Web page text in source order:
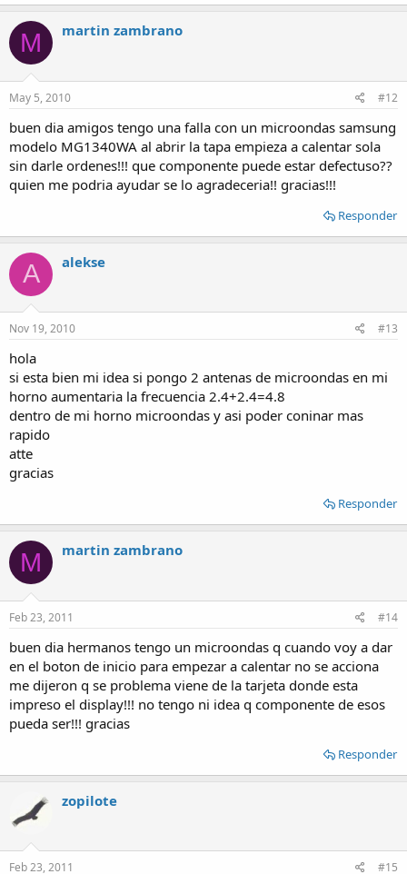
M martin zambrano
May 5, 2010 #12
buen dia amigos tengo una falla con un microondas samsung
modelo MG1340WA al abrir la tapa empieza a calentar sola
sin darle ordenes!!! que componente puede estar defectuso??
quien me podria ayudar se lo agradeceria!! gracias!!!
Responder
A alekse
Nov 19, 2010 #13
hola
si esta bien mi idea si pongo 2 antenas de microondas en mi
horno aumentaria la frecuencia 2.4+2.4=4.8
dentro de mi horno microondas y asi poder coninar mas
rapido
atte
gracias
Responder
M martin zambrano
Feb 23, 2011 #14
buen dia hermanos tengo un microondas q cuando voy a dar
en el boton de inicio para empezar a calentar no se acciona
me dijeron q se problema viene de la tarjeta donde esta
impreso el display!!! no tengo ni idea q componente de esos
pueda ser!!! gracias
Responder
zopilote
Feb 23, 2011 #15